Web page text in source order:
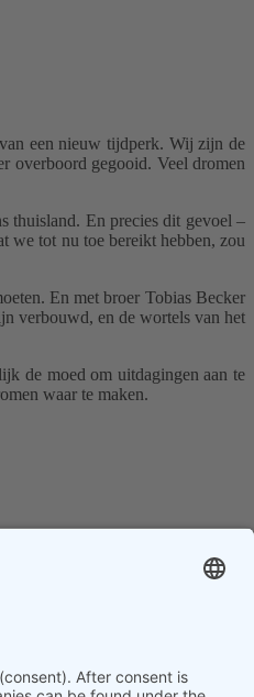
een nieuw tijdperk. Wij zijn de
overboord gegooid. Veel dromen
thuisland. En precies dit gevoel –
we tot nu toe bereikt hebben, zou
En met broer Tobias Becker
verbouwd, en de wortels van het
de moed om uitdagingen aan te
waar te maken.